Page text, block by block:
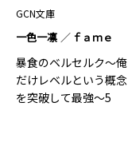
GCN文庫
一色一凛 ｆａｍｅ
暴食のベルセルク～俺
だけレベルという概念
を突破して最強～5